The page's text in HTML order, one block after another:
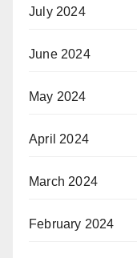
July 2024
June 2024
May 2024
April 2024
March 2024
February 2024